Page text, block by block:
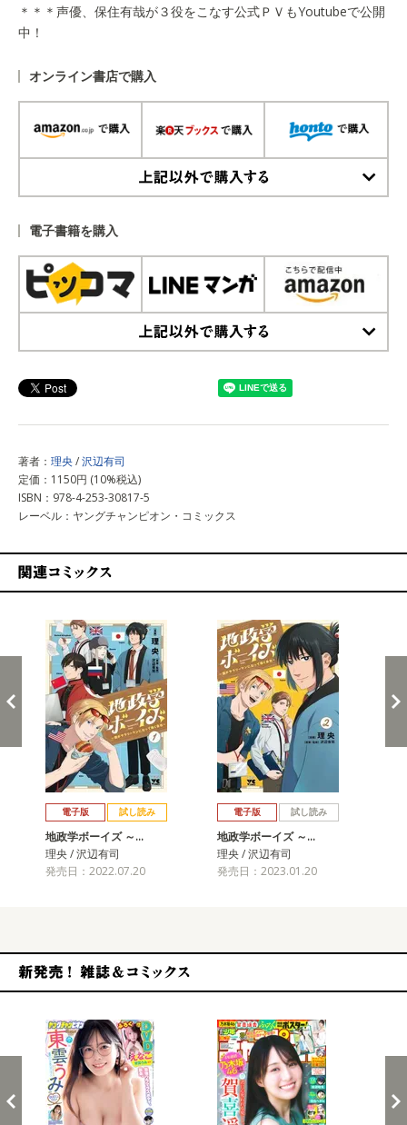
＊＊＊声優、保住有哉が３役をこなす公式ＰＶもYoutubeで公開
中！
オンライン書店で購入
電子書籍を購入
著者： 理央/沢辺有司
定価：1150円 (10%税込)
ISBN：978-4-253-30817-5
レーベル：ヤングチャンピオン・コミックス
電子版 試し読み
地政学ボーイズ ～…
理央 / 沢辺有司
発売日：2022.07.20
電子版 試し読み
地政学ボーイズ ～…
理央 / 沢辺有司
発売日：2023.01.20